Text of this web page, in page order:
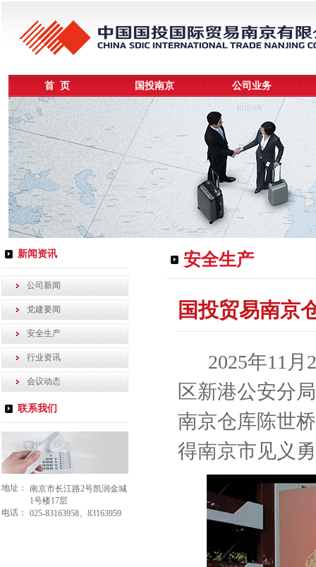
首 页 国投南京 公司业务
新闻资讯
公司新闻
党建要闻
安全生产
行业资讯
会议动态
联系我们
地址：
南京市长江路2号凯润金城
1号楼17层
电话：
025-83163958、83163959
安全生产
国投贸易南京
2025年11
区新港公安分
南京仓库陈世
得南京市见义